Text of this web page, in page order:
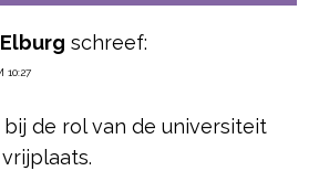
schreef:
10:27
bij de rol van de universiteit